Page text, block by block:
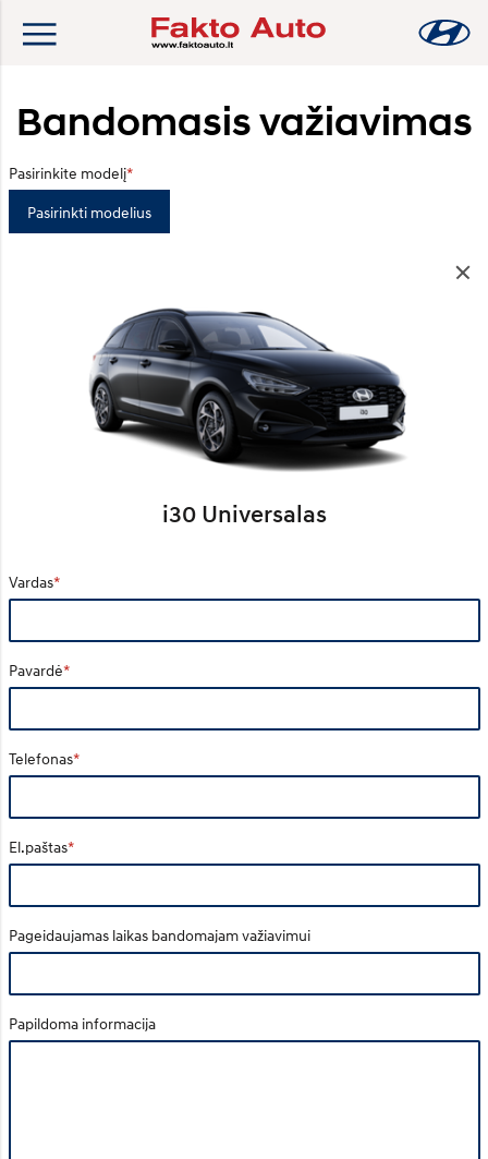
Bandomasis važiavimas
Pasirinkite modelį
Pasirinkti modelius
i30 Universalas
Vardas
Pavardė
Telefonas
El.paštas
Pageidaujamas laikas bandomajam važiavimui
Papildoma informacija